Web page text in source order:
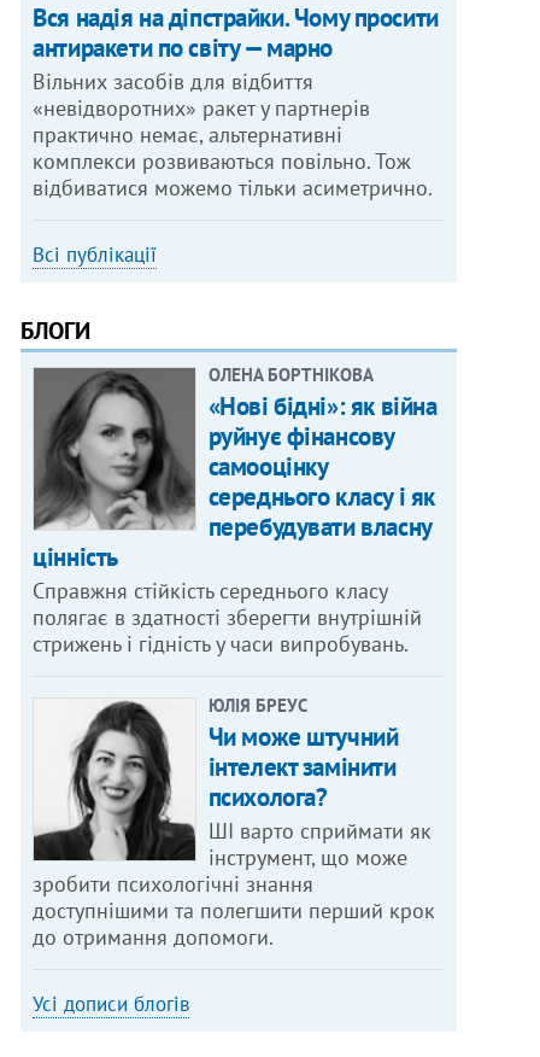
Вся надія на діпстрайки. Чому просити
антиракети по світу — марно
Вільних засобів для відбиття
«невідворотних» ракет у партнерів
практично немає, альтернативні
комплекси розвиваються повільно. Тож
відбиватися можемо тільки асиметрично.
Всі публікації
БЛОГИ
ОЛЕНА БОРТНІКОВА
«Нові бідні»: як війна
руйнує фінансову
самооцінку
середнього класу і як
перебудувати власну
цінність
Справжня стійкість середнього класу
полягає в здатності зберегти внутрішній
стрижень і гідність у часи випробувань.
ЮЛІЯ БРЕУС
Чи може штучний
інтелект замінити
психолога?
ШІ варто сприймати як
інструмент, що може
зробити психологічні знання
доступнішими та полегшити перший крок
до отримання допомоги.
Усі дописи блогів